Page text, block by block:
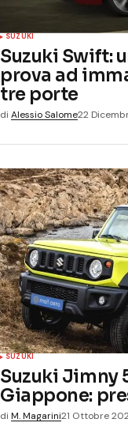
SUZUKI
Suzuki Swift:
prova ad
tre porte
di Alessio Salome22
SUZUKI
Suzuki Jimny
Giappone:
di M. Magarini21 Ottobre